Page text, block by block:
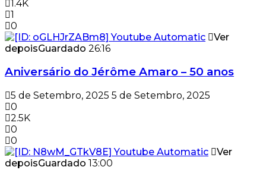
1.4K
1
0
Ver
depoisGuardado 26:16
Aniversário do Jérôme Amaro – 50 anos
5 de Setembro, 2025 5 de Setembro, 2025
0
2.5K
0
0
Ver
depoisGuardado 13:00